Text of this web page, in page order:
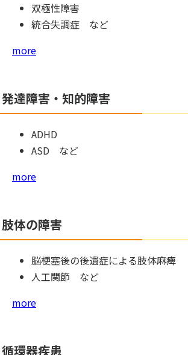
双極性障害
統合失調症 など
more
発達障害・知的障害
ADHD
ASD など
more
肢体の障害
脳梗塞後の後遺症による肢体麻痺
人工関節 など
more
循環器疾患